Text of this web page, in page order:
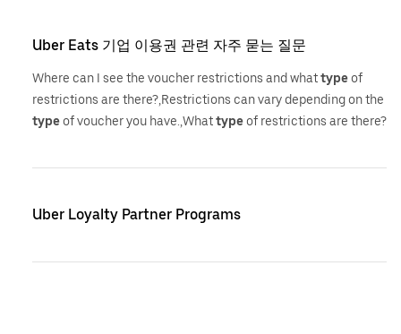
Uber Eats 기업 이용권 관련 자주 묻는 질문
Where can I see the voucher restrictions and whattypeof
restrictions are there?,Restrictions can vary depending on the
typeof voucher you have.,Whattypeof restrictions are there?
Uber Loyalty Partner Programs